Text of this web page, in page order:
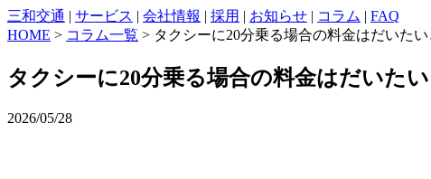
三和交通 | サービス | 会社情報 | 採用 | お知らせ | コラム | FAQ
HOME > コラム一覧 > タクシーに20分乗る場合の料金はだいた
タクシーに20分乗る場合の料金はだいた
2026/05/28